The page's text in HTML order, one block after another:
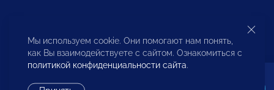
Бюро по защите прав предпринимателей и
инвесторов
Мы используем cookie. Они помогают нам понять,
как Вы взаимодействуете с сайтом. Ознакомиться с
политикой конфиденциальности сайта.